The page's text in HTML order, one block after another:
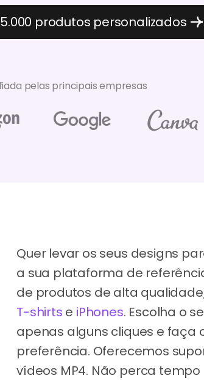
produtos personalizados
pelas principais empresas
Quer levar os seus designs
a sua plataforma de
de produtos de alta
T-shirts e iPhones. Escolha o
apenas alguns cliques e faça
preferência. Oferecemos
vídeos MP4. Não perca